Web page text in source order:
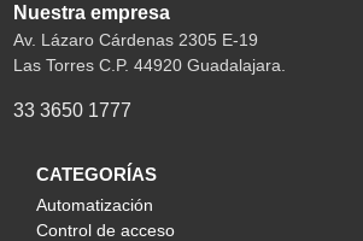
Nuestra empresa
Av. Lázaro Cárdenas 2305 E-19
Las Torres C.P. 44920 Guadalajara.
33 3650 1777
CATEGORÍAS
Automatización
Control de acceso